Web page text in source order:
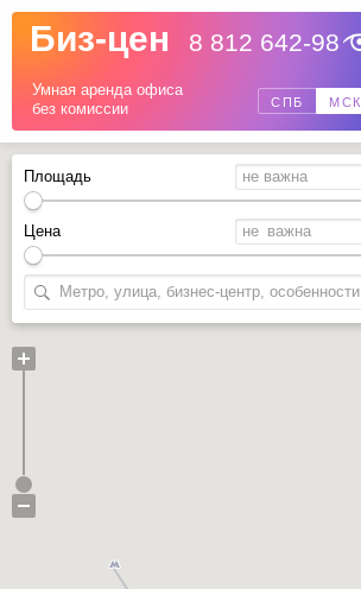
Биз-цен
СПБ МСК
Умная аренда офиса
без комиссии
8 812 642-98
Площадь
Цена